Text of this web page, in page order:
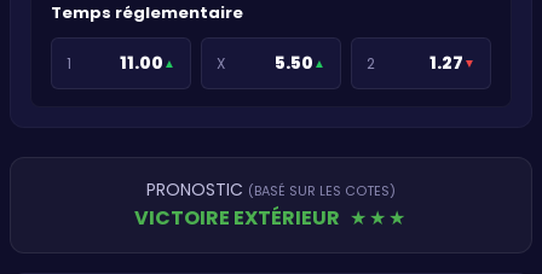
Temps réglementaire
1 11.00 ▲ X 5.50 ▲ 2 1.27 ▼
PRONOSTIC (BASÉ SUR LES COTES)
VICTOIRE EXTÉRIEUR ★★★